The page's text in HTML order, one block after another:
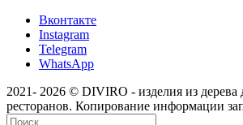
Вконтакте
Instagram
Telegram
WhatsApp
2021- 2026 © DIVIRO - изделия из дерева
ресторанов. Копирование информации